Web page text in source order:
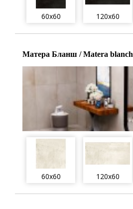
60x60 120x60
Матера Бланш / Matera blanch
60x60 120x60